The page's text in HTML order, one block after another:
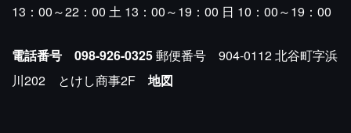
13：00～22：00 土 13：00～19：00 日 10：00～19：00
電話番号 098-926-0325郵便番号 904-0112北谷町字浜
川202 とけし商事2F 地図